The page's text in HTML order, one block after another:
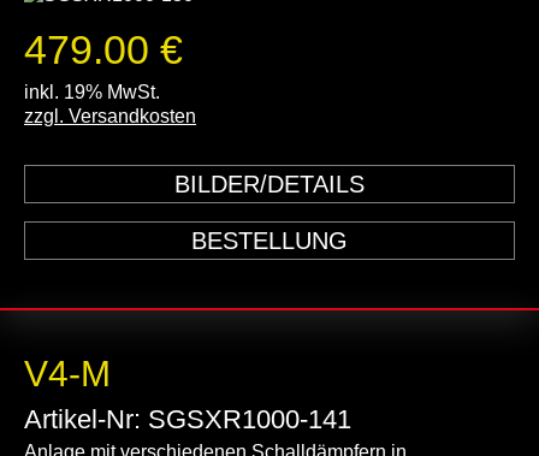
479.00 €
inkl. 19% MwSt.
zzgl. Versandkosten
BILDER/DETAILS
BESTELLUNG
V4-M
Artikel-Nr: SGSXR1000-141
Anlage mit verschiedenen Schalldämpfern in